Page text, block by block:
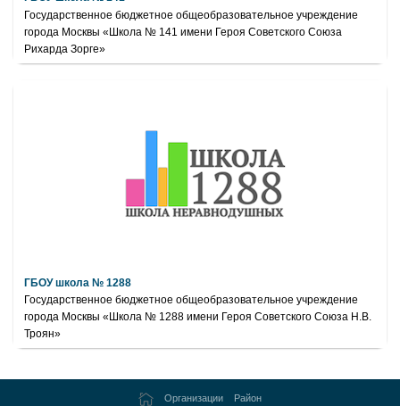
Государственное бюджетное общеобразовательное учреждение
города Москвы «Школа № 141 имени Героя Советского Союза
Рихарда Зорге»
ГБОУ школа № 1288
Государственное бюджетное общеобразовательное учреждение
города Москвы «Школа № 1288 имени Героя Советского Союза Н.В.
Троян»
Организации Район